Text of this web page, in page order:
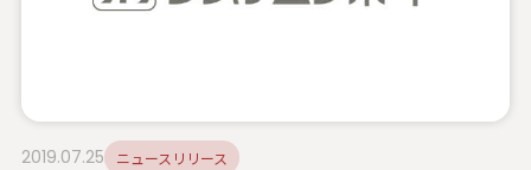
2019.07.25 ニュースリリース